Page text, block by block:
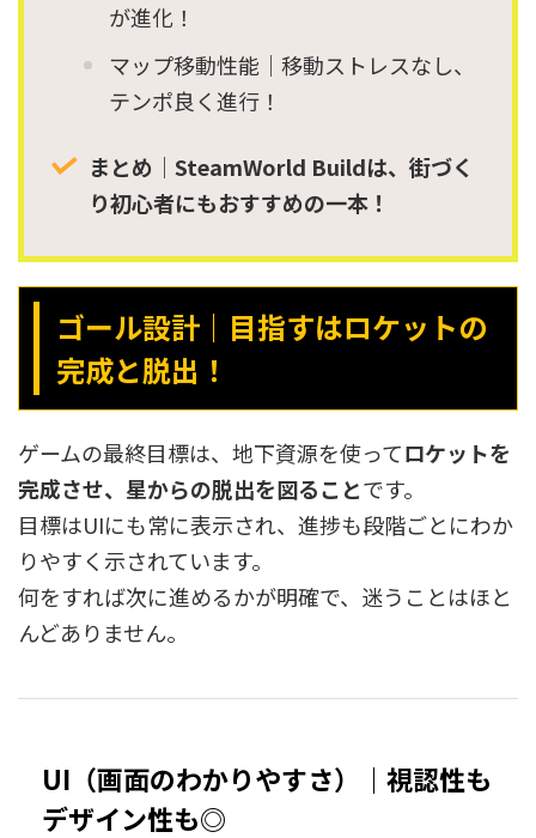
が進化！
マップ移動性能｜移動ストレスなし、
テンポ良く進行！
まとめ｜SteamWorld Buildは、街づく
り初心者にもおすすめの一本！
ゴール設計｜目指すはロケットの
完成と脱出！
ゲームの最終目標は、地下資源を使ってロケットを
完成させ、星からの脱出を図ることです。
目標はUIにも常に表示され、進捗も段階ごとにわか
りやすく示されています。
何をすれば次に進めるかが明確で、迷うことはほと
んどありません。
UI（画面のわかりやすさ）｜視認性も
デザイン性も◎